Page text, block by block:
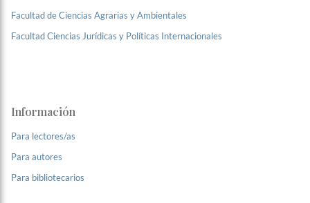
Facultad de Ciencias Agrarias y Ambientales
Facultad Ciencias Jurídicas y Políticas Internacionales
Información
Para lectores/as
Para autores
Para bibliotecarios